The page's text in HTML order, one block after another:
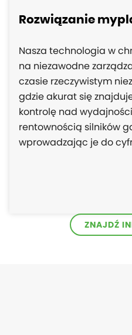
Rozwiązanie
Nasza technologia w
na niezawodne
czasie rzeczywistym
gdzie akurat się
kontrolę nad
rentownością silników
wprowadzając je do
ZNAJDŹ